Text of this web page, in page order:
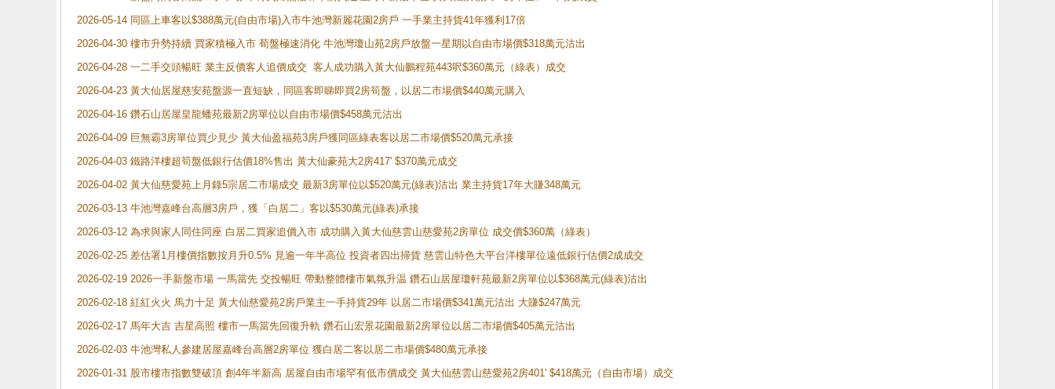
2026-05-14 同區上車客以$388萬元(自由市場)入市牛池灣新麗花園2房戶 一手業主持貨41年獲利17倍
2026-04-30 樓市升勢持續 買家積極入市 荀盤極速消化 牛池灣瓊山苑2房戶放盤一星期以自由市場價$318萬元沽出
2026-04-28 一二手交頭暢旺 業主反價客人追價成交 客人成功購入黃大仙鵬程苑443呎$360萬元（綠表）成交
2026-04-23 黃大仙居屋慈安苑盤源一直短缺，同區客即睇即買2房筍盤，以居二市場價$440萬元購入
2026-04-16 鑽石山居屋皇龍蟠苑最新2房單位以自由市場價$458萬元沽出
2026-04-09 巨無霸3房單位買少見少 黃大仙盈福苑3房戶獲同區綠表客以居二市場價$520萬元承接
2026-04-03 鐵路洋樓超筍盤低銀行估價18%售出 黃大仙豪苑大2房417' $370萬元成交
2026-04-02 黃大仙慈愛苑上月錄5宗居二市場成交 最新3房單位以$520萬元(綠表)沽出 業主持貨17年大賺348萬元
2026-03-13 牛池灣嘉峰台高層3房戶，獲「白居二」客以$530萬元(綠表)承接
2026-03-12 為求與家人同住同座 白居二買家追價入市 成功購入黃大仙慈雲山慈愛苑2房單位 成交價$360萬（綠表）
2026-02-25 差估署1月樓價指數按月升0.5% 見逾一年半高位 投資者四出掃貨 慈雲山特色大平台洋樓單位遠低銀行估價2成成交
2026-02-19 2026一手新盤市場 一馬當先 交投暢旺 帶動整體樓市氣氛升温 鑽石山居屋瓊軒苑最新2房單位以$368萬元(綠表)沽出
2026-02-18 紅紅火火 馬力十足 黃大仙慈愛苑2房戶業主一手持貨29年 以居二市場價$341萬元沽出 大賺$247萬元
2026-02-17 馬年大吉 吉星高照 樓市一馬當先回復升軌 鑽石山宏景花園最新2房單位以居二市場價$405萬元沽出
2026-02-03 牛池灣私人參建居屋嘉峰台高層2房單位 獲白居二客以居二市場價$480萬元承接
2026-01-31 股市樓市指數雙破頂 創4年半新高 居屋自由市場罕有低市價成交 黃大仙慈雲山慈愛苑2房401' $418萬元（自由市場）成交